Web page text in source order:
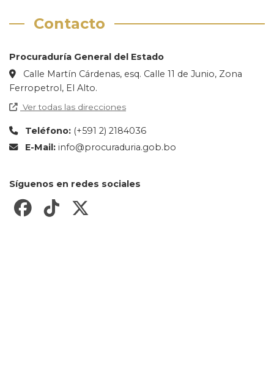
Contacto
Procuraduría General del Estado
Calle Martín Cárdenas, esq. Calle 11 de Junio, Zona
Ferropetrol, El Alto.
Ver todas las direcciones
Teléfono: (+591 2) 2184036
E-Mail: info@procuraduria.gob.bo
Síguenos en redes sociales